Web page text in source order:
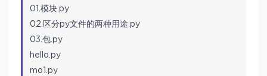
01.模块.py
02.区分py文件的两种用途.py
03.包.py
hello.py
mo1.py